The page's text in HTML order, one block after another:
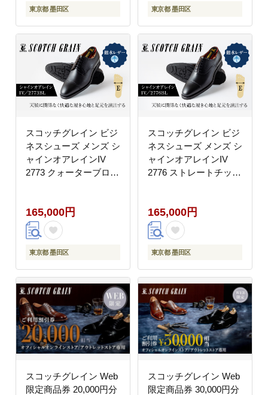
東京都 墨田区 東京都 墨田区
スコッチグレイン ビジ
ネスシューズ メンズ シ
ャインオアレインIV
2773 クォーターブロー
【25.0cm】
165,000円
東京都 墨田区
スコッチグレイン ビジ
ネスシューズ メンズ シ
ャインオアレインIV
2776 ストレートチップ
【25.0cm】
165,000円
東京都 墨田区
スコッチグレイン Web
限定商品券 20,000円分
スコッチグレイン Web
限定商品券 30,000円分